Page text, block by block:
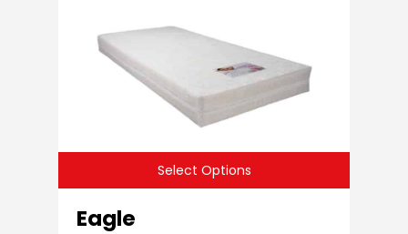
Select Options
Eagle